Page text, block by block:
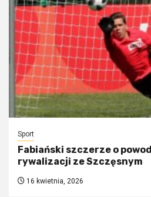
Sport
Fabiański szczerze o
rywalizacji ze Szczęsnym
16 kwietnia, 2026